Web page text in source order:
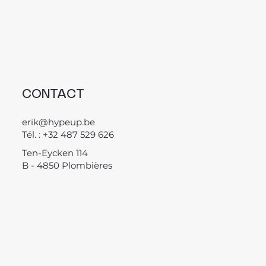
CONTACT
erik@hypeup.be
Tél. : +32 487 529 626
Ten-Eycken 114
B - 4850 Plombières